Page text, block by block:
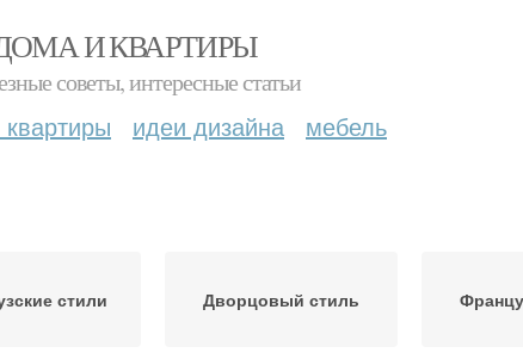
И КВАРТИРЫ
советы, интересные статьи
идеи дизайна мебель
стили Дворцовый стиль